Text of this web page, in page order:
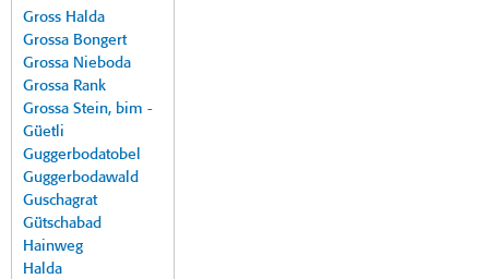
Gross Halda
Grossa Bongert
Grossa Nieboda
Grossa Rank
Grossa Stein, bim -
Güetli
Guggerbodatobel
Guggerbodawald
Guschagrat
Gütschabad
Hainweg
Halda